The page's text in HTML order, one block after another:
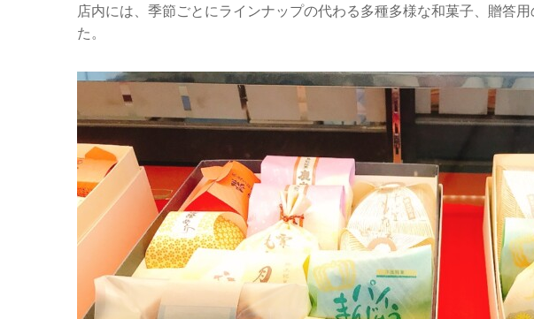
店内には、季節ごとにラインナップの代わる多種多様な和菓子、贈答
た。